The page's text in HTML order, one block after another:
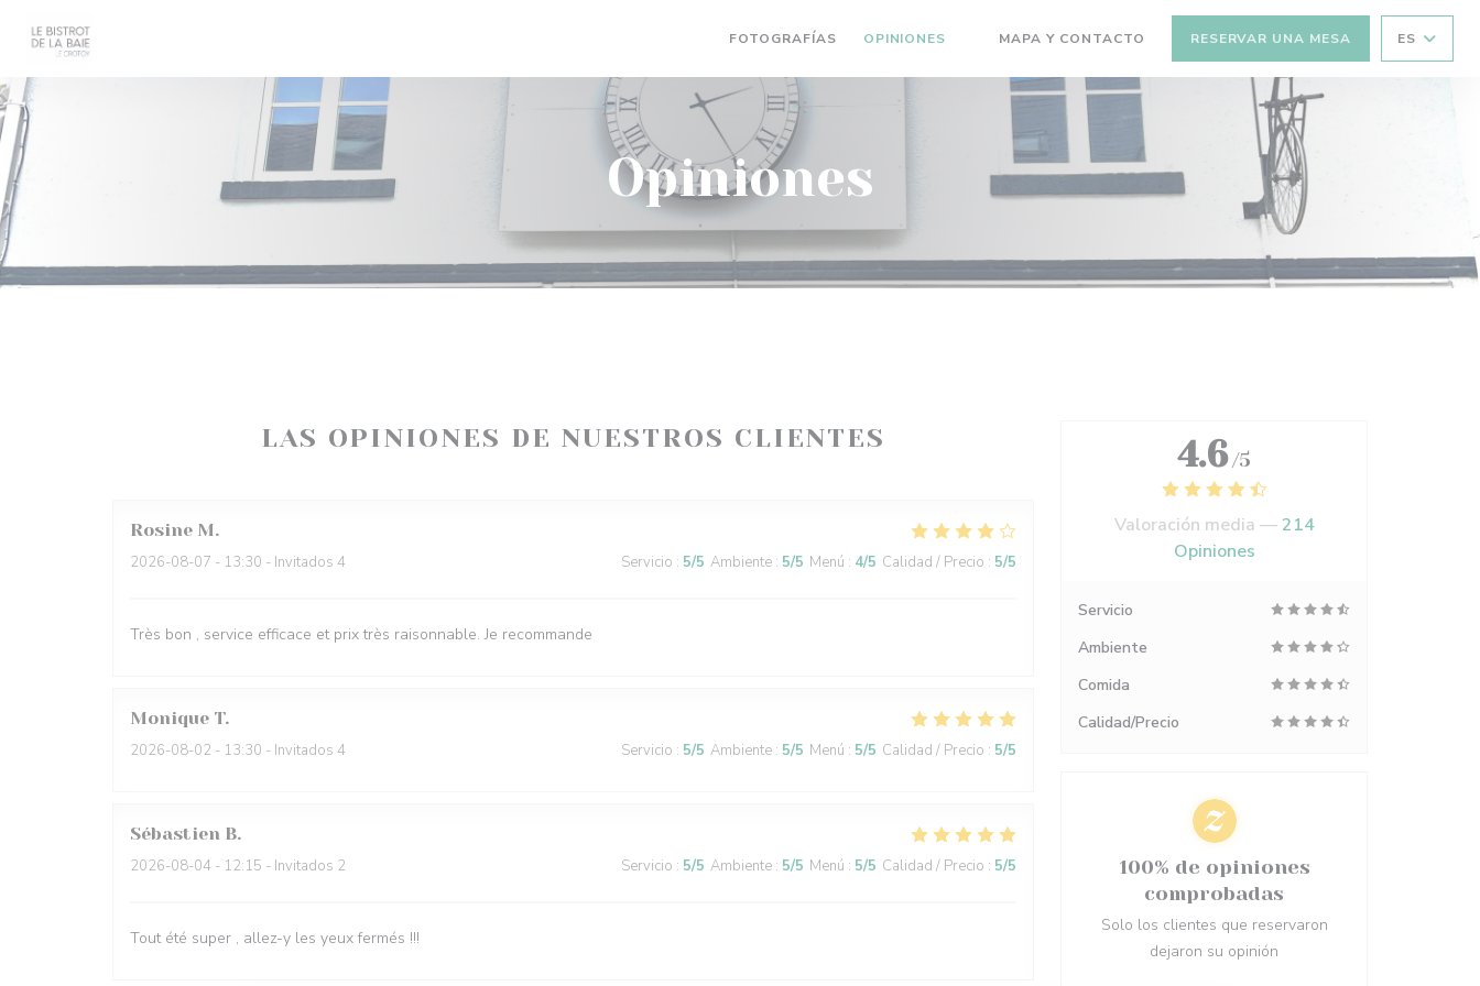
FOTOGRAFÍAS OPINIONES MAPA Y CONTACTO RESERVAR UNA MESA ES
Opiniones
LAS OPINIONES DE NUESTROS CLIENTES
Rosine M
2026-08-07 - 13:30 - Invitados 4 Servicio : 5/5 Ambiente : 5/5 Menú : 4/5 Calidad / Precio : 5/5
Très bon , service efficace et prix très raisonnable. Je recommande
Monique T
2026-08-02 - 13:30 - Invitados 4 Servicio : 5/5 Ambiente : 5/5 Menú : 5/5 Calidad / Precio : 5/5
Sébastien B
2026-08-04 - 12:15 - Invitados 2 Servicio : 5/5 Ambiente : 5/5 Menú : 5/5 Calidad / Precio : 5/5
Tout été super , allez-y les yeux fermés !!!
4.6 /5
Valoración media —214
Opiniones
Servicio
Ambiente
Comida
Calidad/Precio
100% de opiniones
comprobadas
Solo los clientes que reservaron
dejaron su opinión